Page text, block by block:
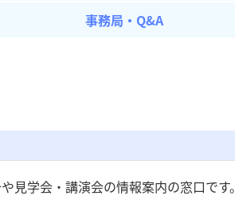
事務局・Q&A
見学会・講演会の情報案内の窓口です。